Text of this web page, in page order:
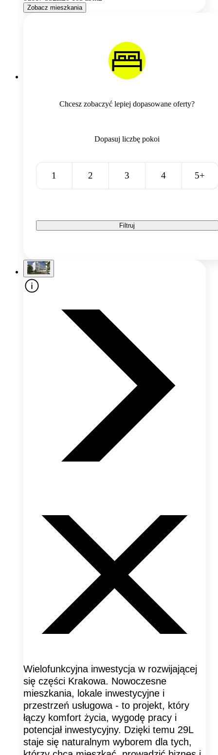
Zobacz mieszkania
Chcesz zobaczyć lepiej dopasowane oferty?
Dopasuj liczbę pokoi
1 2 3 4 5+
Filtruj
Wielofunkcyjna inwestycja w rozwijającej
się części Krakowa. Nowoczesne
mieszkania, lokale inwestycyjne i
przestrzeń usługowa - to projekt, który
łączy komfort życia, wygodę pracy i
potencjał inwestycyjny. Dzięki temu 29L
staje się naturalnym wyborem dla tych,